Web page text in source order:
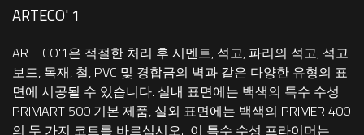
ARTECO' 1
ARTECO'1은 적절한 처리 후 시멘트, 석고, 파리의 석고, 석고
보드, 목재, 철, PVC 및 경합금의 벽과 같은 다양한 유형의 표
면에 시공될 수 있습니다. 실내 표면에는 백색의 특수 수성
PRIMART 500 기본 제품, 실외 표면에는 백색의 PRIMER 400
의 두 가지 코트를 바르십시오. 이 특수 수성 프라이머는